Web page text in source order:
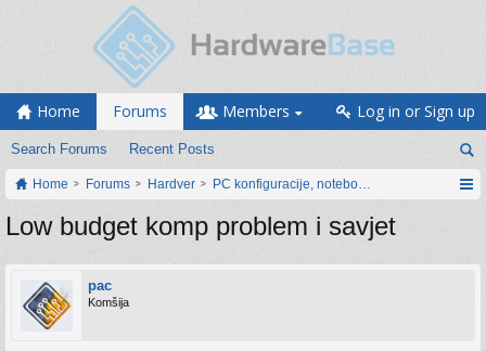
Home Forums
Search Forums Recent Posts
Members Log in or Sign up
Home Forums Hardver PC konfiguracije, notebook računari, servis
Low budget komp problem i savjet
pac
Komšija